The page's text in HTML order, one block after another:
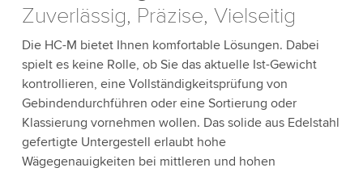
Zuverlässig, Präzise, Vielseitig
Die HC-M bietet Ihnen komfortable Lösungen. Dabei
spielt es keine Rolle, ob Sie das aktuelle Ist-Gewicht
kontrollieren, eine Vollständigkeitsprüfung von
Gebindendurchführen oder eine Sortierung oder
Klassierung vornehmen wollen. Das solide aus Edelstahl
gefertigte Untergestell erlaubt hohe
Wägegenauigkeiten bei mittleren und hohen